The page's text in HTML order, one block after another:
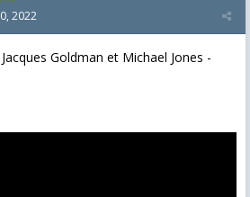
2022
Goldman et Michael Jones -